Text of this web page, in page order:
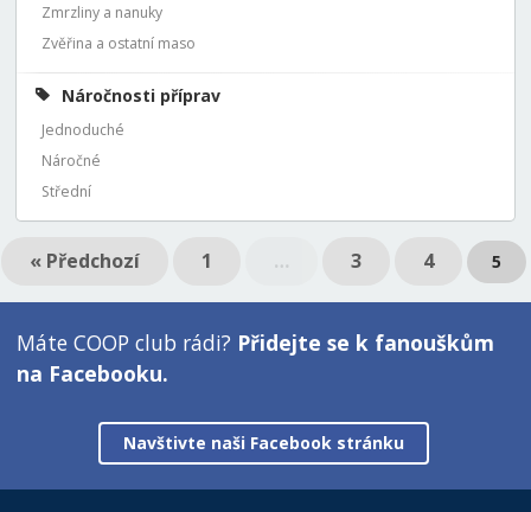
Zmrzliny a nanuky
Zvěřina a ostatní maso
Náročnosti příprav
Jednoduché
Náročné
Střední
« Předchozí 1 … 3 4 5
Máte COOP club rádi? Přidejte se k fanouškům
na Facebooku.
Navštivte naši Facebook stránku